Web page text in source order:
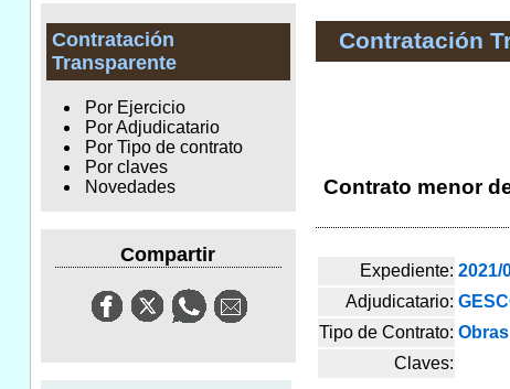
Contratación
Transparente
Por Ejercicio
Por Adjudicatario
Por Tipo de contrato
Por claves
Novedades
Compartir
Contratación
Contrato menor
Expediente: 2021/
Adjudicatario:
Tipo de Contrato: Obras
Claves: